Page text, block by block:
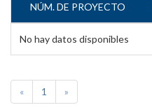
NÚM. DE PROYECTO
No hay datos disponibles
« 1 »